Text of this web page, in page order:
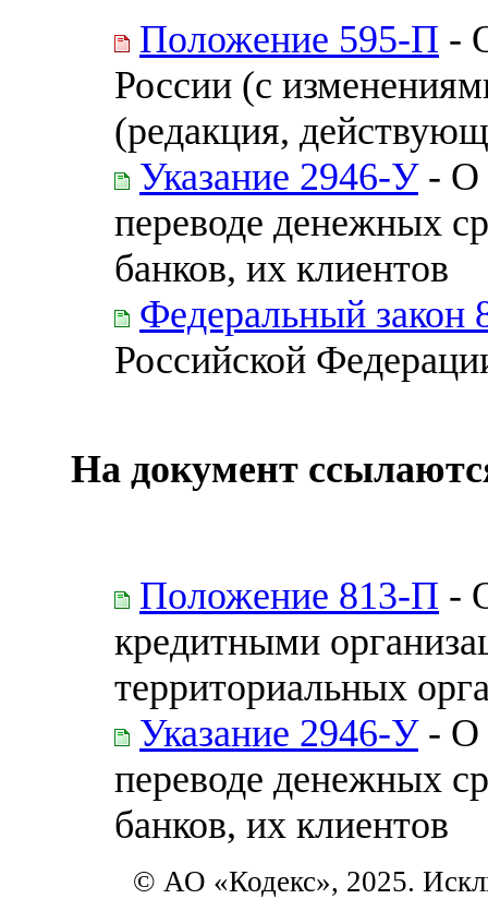
Положение 595-П -
России (с
(редакция,
Указание 2946-У- О
переводе денежных
банков, их клиентов
Федеральный закон
Российской
На документ
Положение 813-П -
кредитными
территориальных
Указание 2946-У- О
переводе денежных
банков, их клиентов
© АО «Кодекс», 2025.